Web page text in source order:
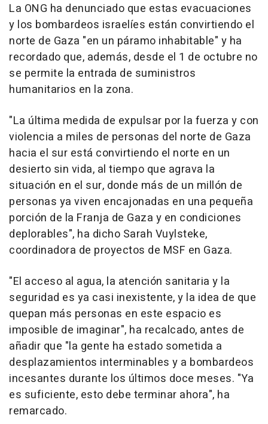
La ONG ha denunciado que estas evacuaciones
y los bombardeos israelíes están convirtiendo el
norte de Gaza "en un páramo inhabitable" y ha
recordado que, además, desde el 1 de octubre no
se permite la entrada de suministros
humanitarios en la zona.
"La última medida de expulsar por la fuerza y con
violencia a miles de personas del norte de Gaza
hacia el sur está convirtiendo el norte en un
desierto sin vida, al tiempo que agrava la
situación en el sur, donde más de un millón de
personas ya viven encajonadas en una pequeña
porción de la Franja de Gaza y en condiciones
deplorables", ha dicho Sarah Vuylsteke,
coordinadora de proyectos de MSF en Gaza.
"El acceso al agua, la atención sanitaria y la
seguridad es ya casi inexistente, y la idea de que
quepan más personas en este espacio es
imposible de imaginar", ha recalcado, antes de
añadir que "la gente ha estado sometida a
desplazamientos interminables y a bombardeos
incesantes durante los últimos doce meses. "Ya
es suficiente, esto debe terminar ahora", ha
remarcado.